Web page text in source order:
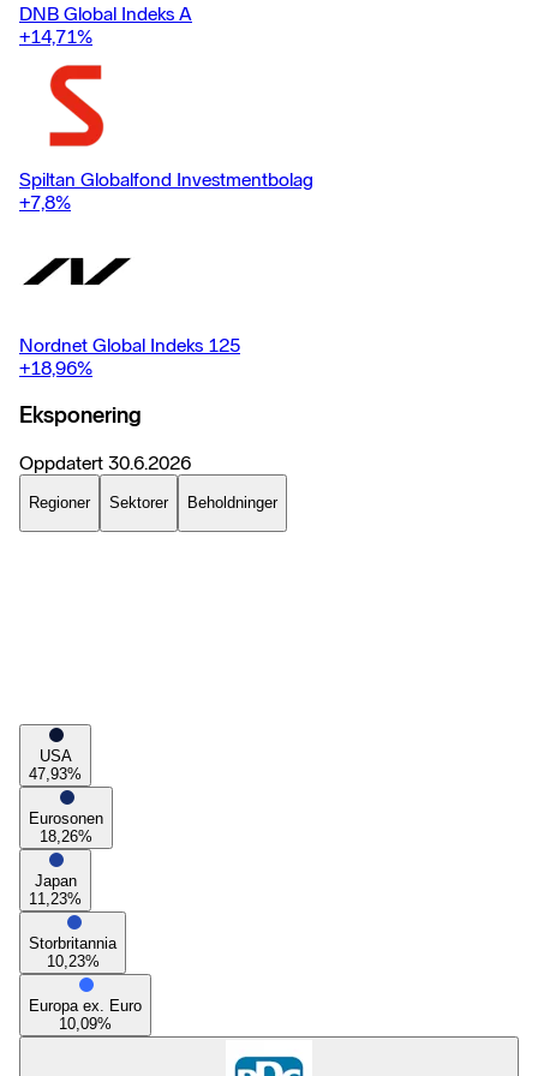
DNB Global Indeks A
+14,71%
Spiltan Globalfond Investmentbolag
+7,8%
Nordnet Global Indeks 125
+18,96%
Eksponering
Oppdatert 30.6.2026
Regioner Sektorer Beholdninger
USA
47,93%
Eurosonen
18,26%
Japan
11,23%
Storbritannia
10,23%
Europa ex. Euro
10,09%